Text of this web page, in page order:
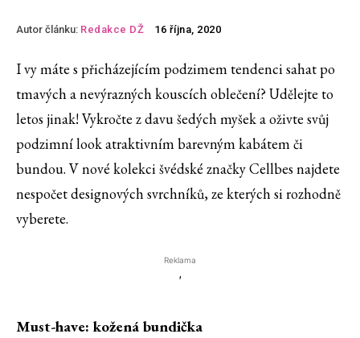
Autor článku: Redakce DŽ 16 října, 2020
I vy máte s přicházejícím podzimem tendenci sahat po
tmavých a nevýrazných kouscích oblečení? Udělejte to
letos jinak! Vykročte z davu šedých myšek a oživte svůj
podzimní look atraktivním barevným kabátem či
bundou. V nové kolekci švédské značky Cellbes najdete
nespočet designových svrchníků, ze kterých si rozhodně
vyberete.
Reklama
'
Must-have: kožená bundička